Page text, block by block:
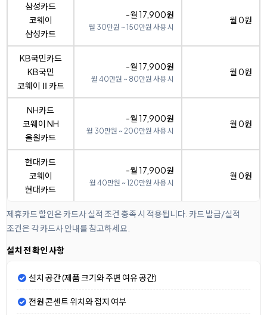
삼성카드
코웨이
삼성카드
-월 17,900원
월 30만원 ~ 150만원 사용 시
월 0원
KB국민카드
KB국민
코웨이Ⅱ카드
-월 17,900원
월 40만원 ~ 80만원 사용 시
월 0원
NH카드
코웨이 NH
올원카드
-월 17,900원
월 30만원 ~ 200만원 사용 시
월 0원
현대카드
코웨이
현대카드
-월 17,900원
월 40만원 ~ 120만원 사용 시
월 0원
제휴카드 할인은 카드사 실적 조건 충족 시 적용됩니다. 카드 발급/실적
조건은 각 카드사 안내를 참고하세요.
설치 전 확인 사항
설치 공간 (제품 크기와 주변 여유 공간)
전원 콘센트 위치와 접지 여부